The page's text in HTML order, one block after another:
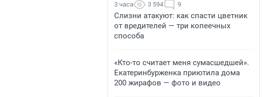
3 часа 3 594 9
Слизни атакуют: как спасти цветник
от вредителей — три копеечных
способа
«Кто-то считает меня сумасшедшей».
Екатеринбурженка приютила дома
200 жирафов — фото и видео